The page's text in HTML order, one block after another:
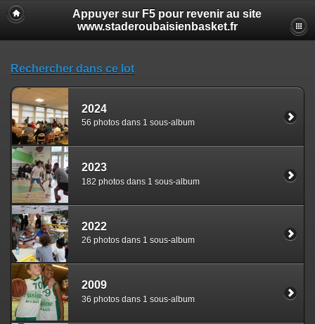
Appuyer sur F5 pour revenir au site
www.staderoubaisienbasket.fr
Rechercher dans ce lot
2024
56 photos dans 1 sous-album
2023
182 photos dans 1 sous-album
2022
26 photos dans 1 sous-album
2009
36 photos dans 1 sous-album